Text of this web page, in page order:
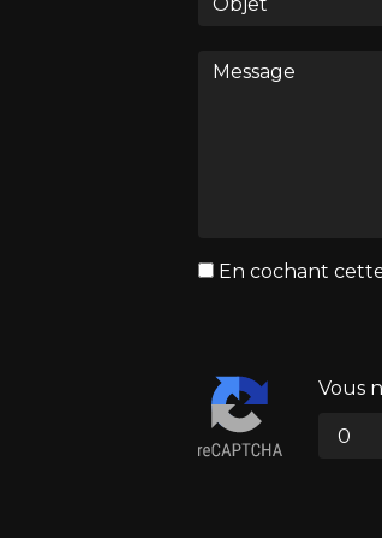
En cochant
Vous